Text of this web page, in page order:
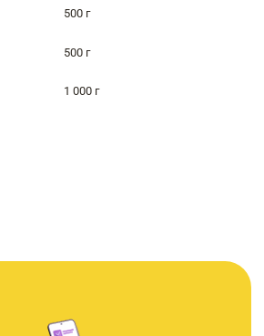
500 г
500 г
1 000 г